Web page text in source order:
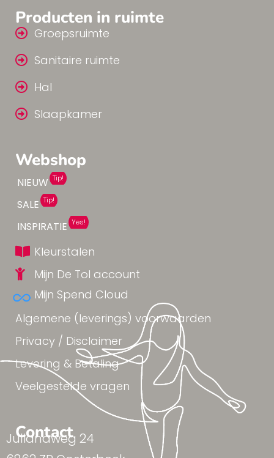
Contact
Julianaweg 24
Webshop
NIEUW Tip!
SALE Tip!
INSPIRATIE Yes!
Kleurstalen
Mijn De Tol account
Mijn Spend Cloud
Algemene (leverings) voorwaarden
Privacy / Disclaimer
Levering & Betaling
Veelgestelde vragen
Producten in ruimte
Groepsruimte
Sanitaire ruimte
Hal
Slaapkamer